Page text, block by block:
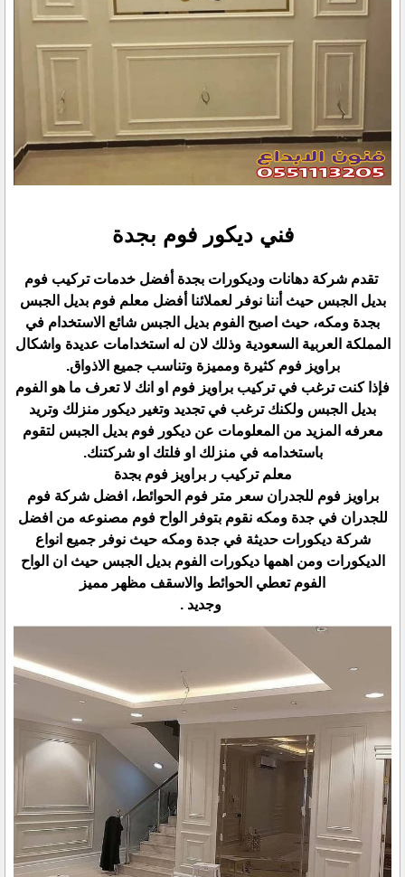
فني ديكور فوم بجدة
تقدم شركة دهانات وديكورات بجدة أفضل خدمات تركيب فوم
بديل الجبس حيث أننا نوفر لعملائنا أفضل معلم فوم بديل الجبس
بجدة ومكه، حيث اصبح الفوم بديل الجبس شائع الاستخدام في
المملكة العربية السعودية وذلك لان له استخدامات عديدة واشكال
براويز فوم كثيرة ومميزة وتناسب جميع الاذواق.
فإذا كنت ترغب في تركيب براويز فوم او انك لا تعرف ما هو الفوم
بديل الجبس ولكنك ترغب في تجديد وتغير ديكور منزلك وتريد
معرفه المزيد من المعلومات عن ديكور فوم بديل الجبس لتقوم
باستخدامه في منزلك او فلتك او شركتنك.
معلم تركيب ر براويز فوم بجدة
براويز فوم للجدران سعر متر فوم الحوائط، افضل شركة فوم
للجدران في جدة ومكه نقوم بتوفر الواح فوم مصنوعه من افضل
شركة ديكورات حديثة في جدة ومكه حيث نوفر جميع انواع
الديكورات ومن اهمها ديكورات الفوم بديل الجبس حيث ان الواح
الفوم تعطي الحوائط والاسقف مظهر مميز
وجديد .